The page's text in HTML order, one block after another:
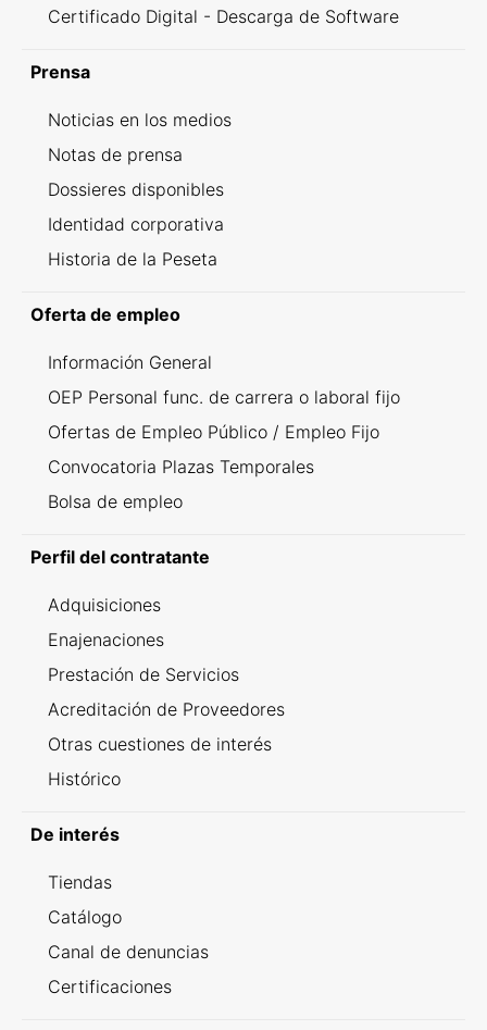
Certificado Digital - Descarga de Software
Prensa
Noticias en los medios
Notas de prensa
Dossieres disponibles
Identidad corporativa
Historia de la Peseta
Oferta de empleo
Información General
OEP Personal func. de carrera o laboral fijo
Ofertas de Empleo Público / Empleo Fijo
Convocatoria Plazas Temporales
Bolsa de empleo
Perfil del contratante
Adquisiciones
Enajenaciones
Prestación de Servicios
Acreditación de Proveedores
Otras cuestiones de interés
Histórico
De interés
Tiendas
Catálogo
Canal de denuncias
Certificaciones